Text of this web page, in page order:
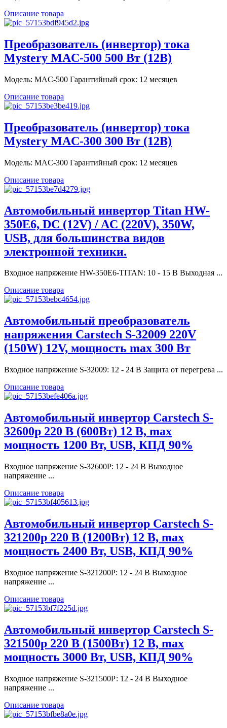
Описание товара
Преобразователь (инвертор) тока
Mystery MAC-500 500 Вт (12В)
Модель: MAC-500 Гарантийный срок: 12 месяцев
Описание товара
Преобразователь (инвертор) тока
Mystery MAC-300 300 Вт (12В)
Модель: MAC-300 Гарантийный срок: 12 месяцев
Описание товара
Автомобильный инвертор Titan HW-
350E6, DC (12V) / AC (220V), 350W,
USB, для большинства видов
электронной техники.
Входное напряжение HW-350E6-TITAN: 10 - 15 В Выходная ...
Описание товара
Автомобильный преобразователь
напряжения Carstech S-32009 220V
(150W) 12V, мощность max 300 Вт
Входное напряжение S-32009: 12 - 24 В Защита от перегрева ...
Описание товара
Автомобильный инвертор Сarstech S-
32600p 220 В (600Вт) 12 В, max
мощность 1200 Вт, USB, КПД 90%
Входное напряжение S-32600P: 12 - 24 В Выходное
напряжение ...
Описание товара
Автомобильный инвертор Carstech S-
321200p 220 В (1200Вт) 12 В, max
мощность 2400 Вт, USB, КПД 90%
Входное напряжение S-321200P: 12 - 24 В Выходное
напряжение ...
Описание товара
Автомобильный инвертор Carstech S-
321500p 220 В (1500Вт) 12 В, max
мощность 3000 Вт, USB, КПД 90%
Входное напряжение S-321500Р: 12 - 24 В Выходное
напряжение ...
Описание товара